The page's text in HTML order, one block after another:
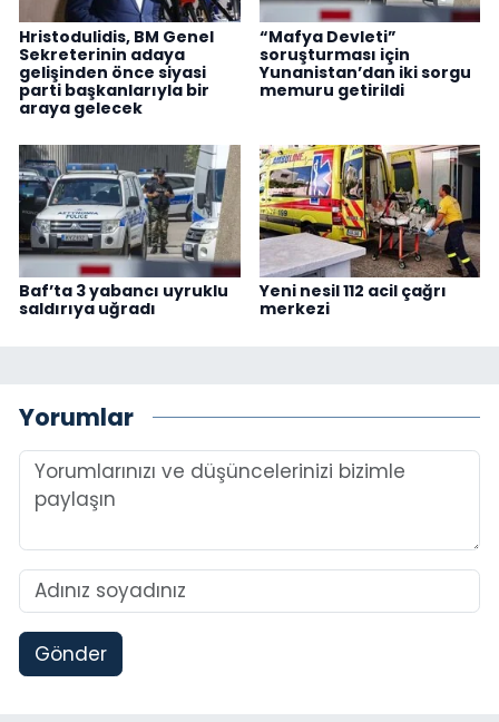
Hristodulidis, BM Genel
Sekreterinin adaya
gelişinden önce siyasi
parti başkanlarıyla bir
araya gelecek
“Mafya Devleti”
soruşturması için
Yunanistan’dan iki sorgu
memuru getirildi
Baf’ta 3 yabancı uyruklu
saldırıya uğradı
Yeni nesil 112 acil çağrı
merkezi
Yorumlar
Gönder